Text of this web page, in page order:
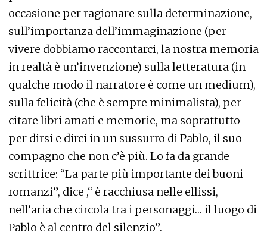
occasione per ragionare sulla determinazione,
sull’importanza dell’immaginazione (per
vivere dobbiamo raccontarci, la nostra memoria
in realtà è un’invenzione) sulla letteratura (in
qualche modo il narratore è come un medium),
sulla felicità (che è sempre minimalista), per
citare libri amati e memorie, ma soprattutto
per dirsi e dirci in un sussurro di Pablo, il suo
compagno che non c’è più. Lo fa da grande
scrittrice: “La parte più importante dei buoni
romanzi”, dice ,“ è racchiusa nelle ellissi,
nell’aria che circola tra i personaggi… il luogo di
Pablo è al centro del silenzio”. —